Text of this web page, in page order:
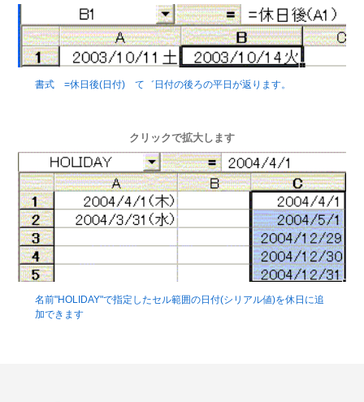
書式 =休日後(日付) て゛日付の後ろの平日が返ります。
クリックで拡大します
名前"HOLIDAY"で指定したセル範囲の日付(シリアル値)を休日に追
加できます